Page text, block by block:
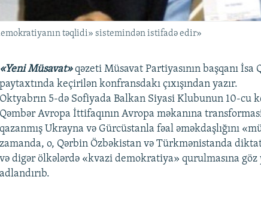
təqlidi» sistemindən istifadə edir»
«Yeni Müsavat» qəzeti Müsavat Partiyasının başqanı İsa
paytaxtında keçirilən konfransdakı çıxışından yazır.
Oktyabrın 5-də Sofiyada Balkan Siyasi Klubunun 10-cu
Qəmbər Avropa İttifaqının Avropa məkanına
qazanmış Ukrayna və Gürcüstanla fəal əməkdaşlığını
zamanda, o, Qərbin Özbəkistan və Türkmənistanda
və digər ölkələrdə «kvazi demokratiya» qurulmasına göz
adlandırıb.